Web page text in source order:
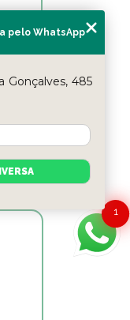
1
pelo WhatsApp
Gonçalves, 485